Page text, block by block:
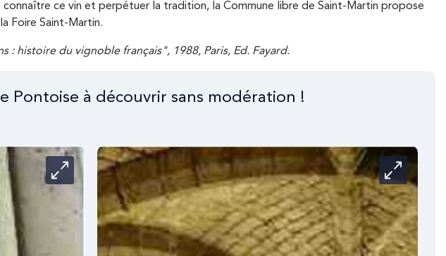
ce vin et perpétuer la tradition, la Commune libre de Saint-Martin propose
Foire Saint-Martin.
: histoire du vignoble français", 1988, Paris, Ed. Fayard.
Pontoise à découvrir sans modération !
Carrousel Carrousel